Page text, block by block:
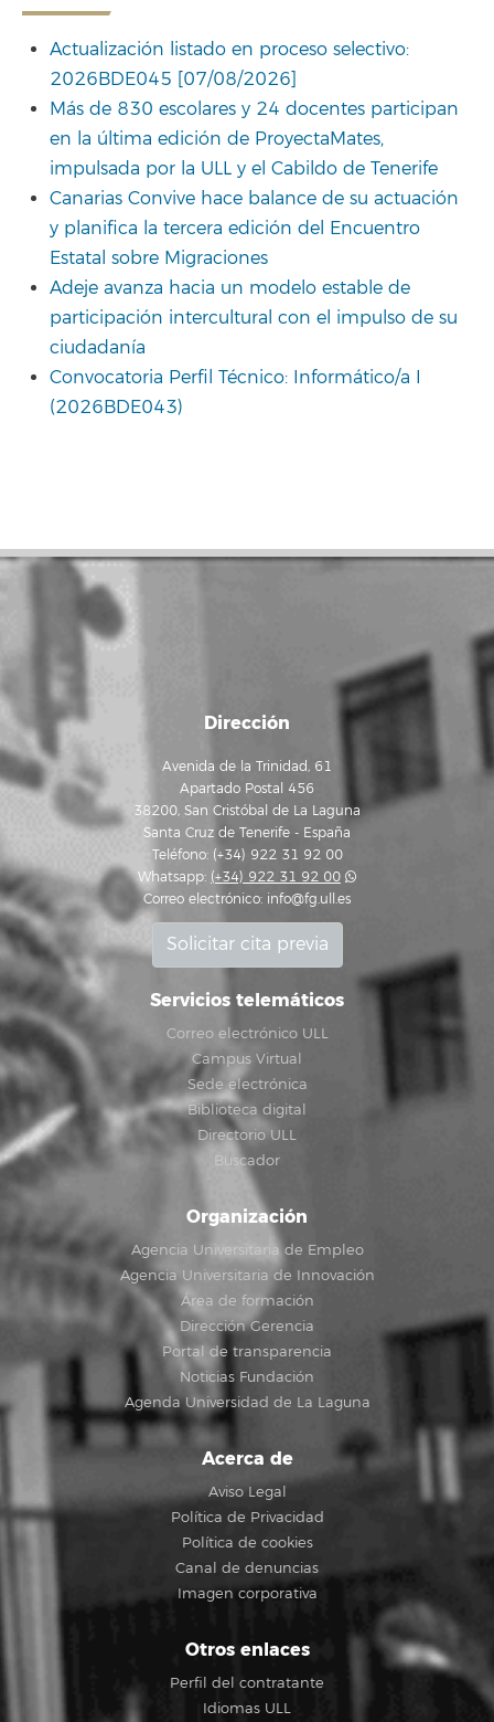
Actualización listado en proceso selectivo:
2026BDE045 [07/08/2026]
Más de 830 escolares y 24 docentes participan
en la última edición de ProyectaMates,
impulsada por la ULL y el Cabildo de Tenerife
Canarias Convive hace balance de su actuación
y planifica la tercera edición del Encuentro
Estatal sobre Migraciones
Adeje avanza hacia un modelo estable de
participación intercultural con el impulso de su
ciudadanía
Convocatoria Perfil Técnico: Informático/a I
(2026BDE043)
Dirección
Avenida de la Trinidad, 61
Apartado Postal 456
38200, San Cristóbal de La Laguna
Santa Cruz de Tenerife - España
Teléfono: (+34) 922 31 92 00
Whatsapp: (+34) 922 31 92 00
Correo electrónico: info@fg.ull.es
Solicitar cita previa
Servicios telemáticos
Correo electrónico ULL
Campus Virtual
Sede electrónica
Biblioteca digital
Directorio ULL
Buscador
Organización
Agencia Universitaria de Empleo
Agencia Universitaria de Innovación
Área de formación
Dirección Gerencia
Portal de transparencia
Noticias Fundación
Agenda Universidad de La Laguna
Acerca de
Aviso Legal
Política de Privacidad
Política de cookies
Canal de denuncias
Imagen corporativa
Otros enlaces
Perfil del contratante
Idiomas ULL